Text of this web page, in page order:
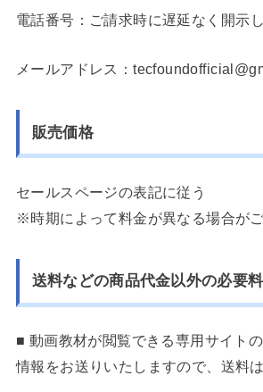
電話番号： ご請求時に遅延なく開示
メールアドレス：
販売価格
セールスページの表記に従う
※時期によって料金が異なる場合がご
送料などの商品代金以外の必要
■ 動画教材が閲覧できる専用サイト
情報をお送りいたしますので、送料